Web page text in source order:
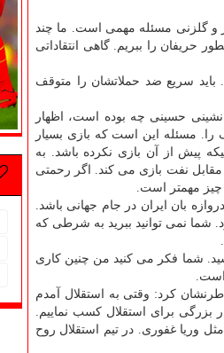
و گلزنی مسئله مهمی است. ما چند
حریفان را ببریم. گاهی انتقاداتی
سریع ضد حملاتشان را متوقف
حسینی چه بوده است، اظهار
را. مسئله این است كه بازی بسیار
پیش از آن بازی نكرده باشد. به
نفت بازی می كند. اگر رحمتی
چیز مهمتر است.
بان ایران در جام جهانی باشد.
نمی توانید ببرید به شرطی كه
شما فكر می كنید من چنین كاری
است.
كرد: وقتی به استقلال آمدم
بزرگی برای استقلال كسب نماییم.
وریا غفوری. در تیم استقلال روح